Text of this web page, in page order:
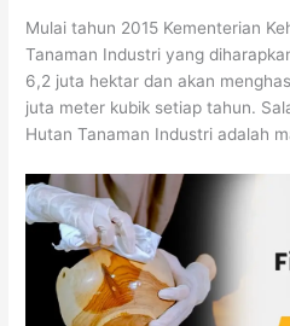
Mulai tahun 2015 Kementerian
Tanaman Industri yang
6,2 juta hektar dan akan
juta meter kubik setiap tahun.
Hutan Tanaman Industri adalah